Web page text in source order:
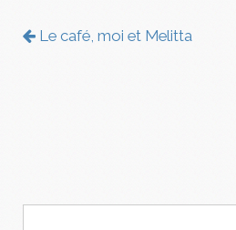
Le café, moi et Melitta